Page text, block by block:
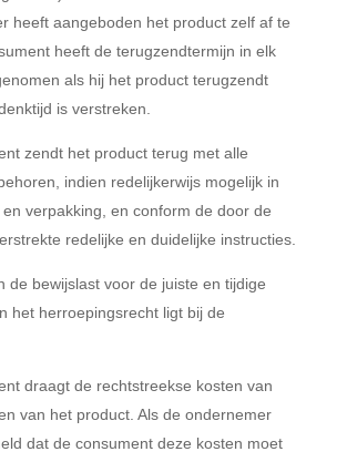
heeft aangeboden het product zelf af te
heeft de terugzendtermijn in elk
als hij het product terugzendt
is verstreken.
zendt het product terug met alle
indien redelijkerwijs mogelijk in
verpakking, en conform de door de
redelijke en duidelijke instructies.
de bewijslast voor de juiste en tijdige
het herroepingsrecht ligt bij de
draagt de rechtstreekse kosten van
van het product. Als de ondernemer
dat de consument deze kosten moet